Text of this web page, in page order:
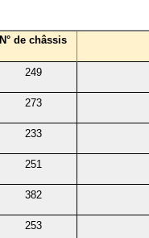
N° de châssis
249
273
233
251
382
253